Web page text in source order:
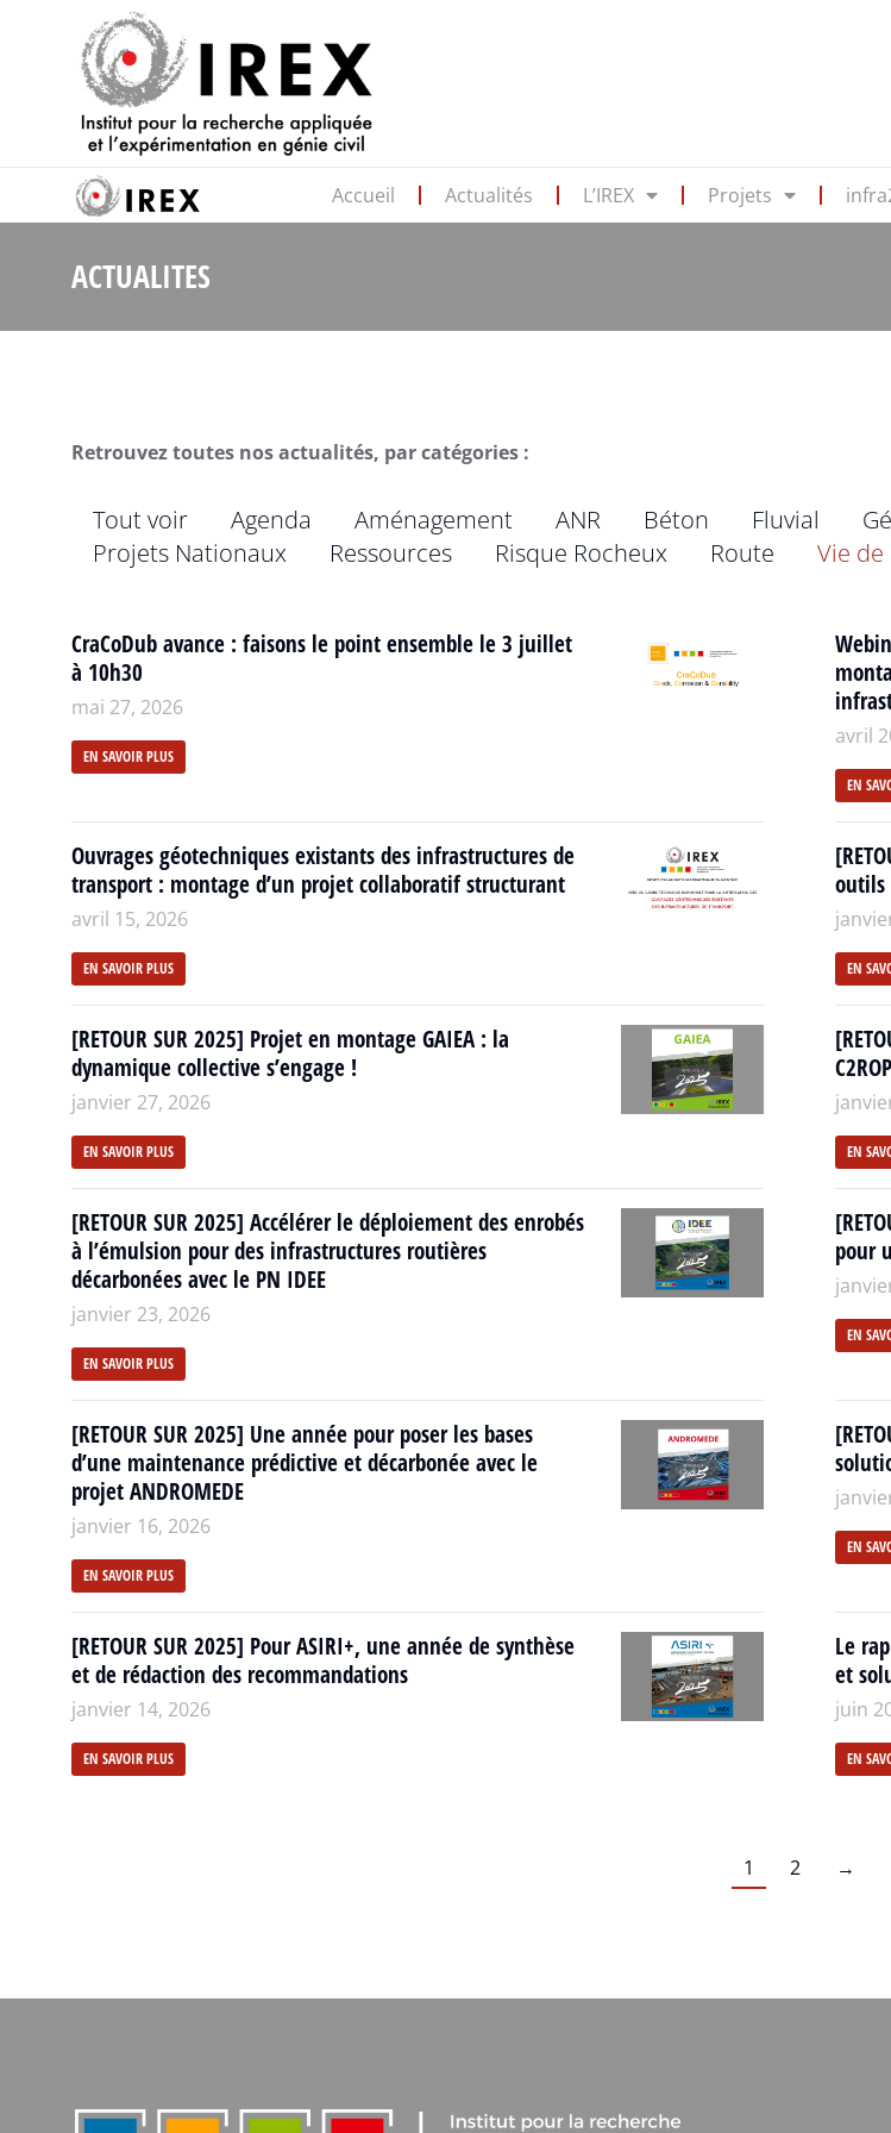
Accueil Actualités L’IREX Projets
ACTUALITES
Retrouvez toutes nos actualités, par catégories :
Tout voir Agenda Aménagement ANR Béton Fluvial
Projets Nationaux
Ressources Risque Rocheux Route Vie
CraCoDub avance : faisons le point ensemble le 3 juillet
à 10h30
mai 27, 2026
EN SAVOIR PLUS
avril
EN
Ouvrages géotechniques existants des infrastructures de
transport : montage d’un projet collaboratif structurant
avril 15, 2026
EN SAVOIR PLUS
outils
EN
[RETOUR SUR 2025] Projet en montage GAIEA : la
dynamique collective s’engage !
janvier 27, 2026
EN SAVOIR PLUS EN
[RETOUR SUR 2025] Accélérer le déploiement des enrobés
à l’émulsion pour des infrastructures routières
décarbonées avec le PN IDEE
janvier 23, 2026
EN SAVOIR PLUS
pour
EN
[RETOUR SUR 2025] Une année pour poser les bases
d’une maintenance prédictive et décarbonée avec le
projet ANDROMEDE
janvier 16, 2026
EN SAVOIR PLUS
EN
[RETOUR SUR 2025] Pour ASIRI+, une année de synthèse
et de rédaction des recommandations
janvier 14, 2026
EN SAVOIR PLUS
Le
et
juin
EN
1 2 →